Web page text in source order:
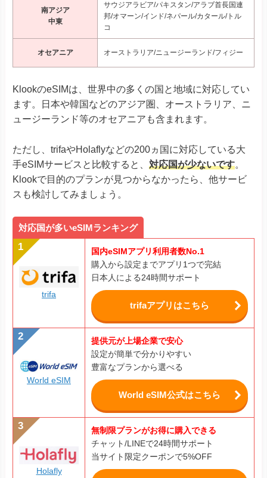
南アジア
中東
サウジアラビア/パキスタン/アラブ首長国連
邦/オマーン/インド/ネパール/カタール/トル
コ
オセアニア オーストラリア/ニュージーランド/フィジー
KlookのeSIMは、世界中の多くの国と地域に対応してい
ます。日本や韓国などのアジア圏、オーストラリア、ニ
ュージーランド等のオセアニアも含まれます。
ただし、trifaやHolaflyなどの200ヵ国に対応している大
手eSIMサービスと比較すると、 対応国が少ないです。
Klookで目的のプランが見つからなかったら、他サービ
スも検討してみましょう。
対応国が多いeSIMランキング
trifa
国内eSIMアプリ利用者数No.1
購入から設定までアプリ1つで完結
日本人による24時間サポート
trifaアプリはこちら
World eSIM
提供元が上場企業で安心
設定が簡単で分かりやすい
豊富なプランから選べる
World eSIM公式はこちら
Holafly
無制限プランがお得に購入できる
チャット/LINEで24時間サポート
当サイト限定クーポンで5%OFF